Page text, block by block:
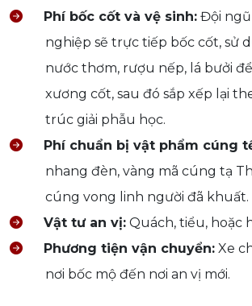
Phí bốc cốt và vệ sinh: Đội
nghiệp sẽ trực tiếp bốc cốt, sử
nước thơm, rượu nếp, lá bưởi
xương cốt, sau đó sắp xếp lại
trúc giải phẫu học.
Phí chuẩn bị vật phẩm cúng
nhang đèn, vàng mã cúng tạ
cúng vong linh người đã khuất.
Vật tư an vị: Quách, tiểu, hoặc
Phương tiện vận chuyển: Xe
nơi bốc mộ đến nơi an vị mới.